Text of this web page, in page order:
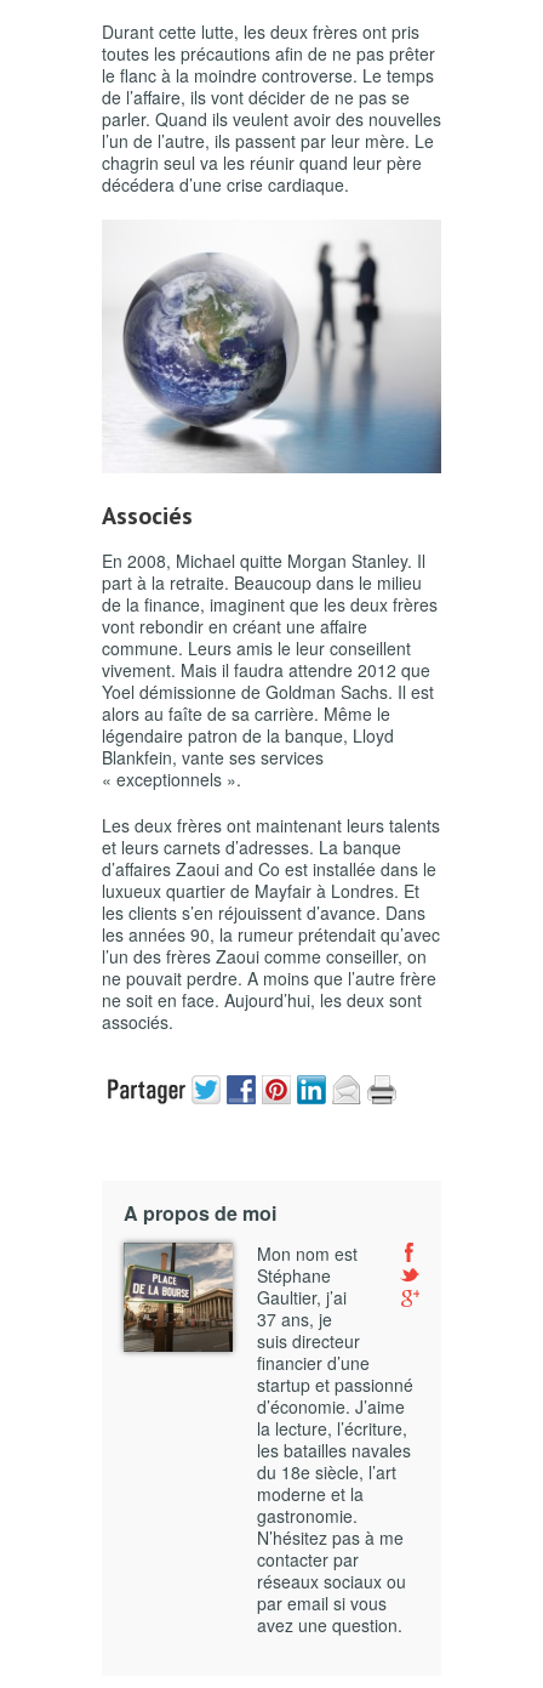
Durant cette lutte, les deux frères ont pris
toutes les précautions afin de ne pas prêter
le flanc à la moindre controverse. Le temps
de l’affaire, ils vont décider de ne pas se
parler. Quand ils veulent avoir des nouvelles
l’un de l’autre, ils passent par leur mère. Le
chagrin seul va les réunir quand leur père
décédera d’une crise cardiaque.
Associés
En 2008, Michael quitte Morgan Stanley. Il
part à la retraite. Beaucoup dans le milieu
de la finance, imaginent que les deux frères
vont rebondir en créant une affaire
commune. Leurs amis le leur conseillent
vivement. Mais il faudra attendre 2012 que
Yoel démissionne de Goldman Sachs. Il est
alors au faîte de sa carrière. Même le
légendaire patron de la banque, Lloyd
Blankfein, vante ses services
« exceptionnels ».
Les deux frères ont maintenant leurs talents
et leurs carnets d’adresses. La banque
d’affaires Zaoui and Co est installée dans le
luxueux quartier de Mayfair à Londres. Et
les clients s’en réjouissent d’avance. Dans
les années 90, la rumeur prétendait qu’avec
l’un des frères Zaoui comme conseiller, on
ne pouvait perdre. A moins que l’autre frère
ne soit en face. Aujourd’hui, les deux sont
associés.
A propos de moi
Mon nom est
Stéphane
Gaultier, j’ai
37 ans, je
suis directeur
financier d’une
startup et passionné
d’économie. J’aime
la lecture, l’écriture,
les batailles navales
du 18e siècle, l’art
moderne et la
gastronomie.
N’hésitez pas à me
contacter par
réseaux sociaux ou
par email si vous
avez une question.